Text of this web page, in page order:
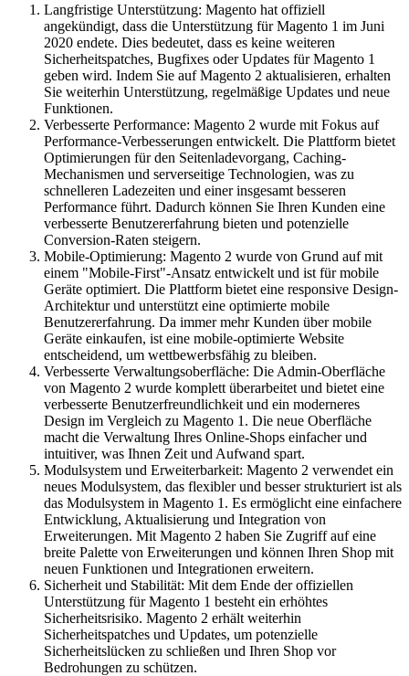
Langfristige Unterstützung: Magento hat offiziell
angekündigt, dass die Unterstützung für Magento 1 im Juni
2020 endete. Dies bedeutet, dass es keine weiteren
Sicherheitspatches, Bugfixes oder Updates für Magento 1
geben wird. Indem Sie auf Magento 2 aktualisieren, erhalten
Sie weiterhin Unterstützung, regelmäßige Updates und neue
Funktionen.
Verbesserte Performance: Magento 2 wurde mit Fokus auf
Performance-Verbesserungen entwickelt. Die Plattform bietet
Optimierungen für den Seitenladevorgang, Caching-
Mechanismen und serverseitige Technologien, was zu
schnelleren Ladezeiten und einer insgesamt besseren
Performance führt. Dadurch können Sie Ihren Kunden eine
verbesserte Benutzererfahrung bieten und potenzielle
Conversion-Raten steigern.
Mobile-Optimierung: Magento 2 wurde von Grund auf mit
einem "Mobile-First"-Ansatz entwickelt und ist für mobile
Geräte optimiert. Die Plattform bietet eine responsive Design-
Architektur und unterstützt eine optimierte mobile
Benutzererfahrung. Da immer mehr Kunden über mobile
Geräte einkaufen, ist eine mobile-optimierte Website
entscheidend, um wettbewerbsfähig zu bleiben.
Verbesserte Verwaltungsoberfläche: Die Admin-Oberfläche
von Magento 2 wurde komplett überarbeitet und bietet eine
verbesserte Benutzerfreundlichkeit und ein moderneres
Design im Vergleich zu Magento 1. Die neue Oberfläche
macht die Verwaltung Ihres Online-Shops einfacher und
intuitiver, was Ihnen Zeit und Aufwand spart.
Modulsystem und Erweiterbarkeit: Magento 2 verwendet ein
neues Modulsystem, das flexibler und besser strukturiert ist als
das Modulsystem in Magento 1. Es ermöglicht eine einfachere
Entwicklung, Aktualisierung und Integration von
Erweiterungen. Mit Magento 2 haben Sie Zugriff auf eine
breite Palette von Erweiterungen und können Ihren Shop mit
neuen Funktionen und Integrationen erweitern.
Sicherheit und Stabilität: Mit dem Ende der offiziellen
Unterstützung für Magento 1 besteht ein erhöhtes
Sicherheitsrisiko. Magento 2 erhält weiterhin
Sicherheitspatches und Updates, um potenzielle
Sicherheitslücken zu schließen und Ihren Shop vor
Bedrohungen zu schützen.